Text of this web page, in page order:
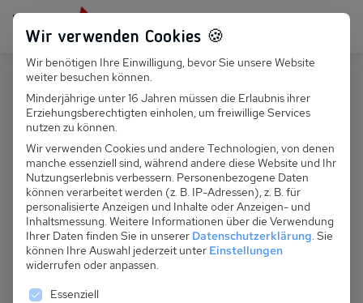
Persönlich für dich da: +49 251 899 050
Suchfeld
Suchen
CH 431.011 - Chalet Le Pacheu
Wir verwenden Cookies 🍪
Wir benötigen Ihre Einwilligung, bevor Sie unsere Website
weiter besuchen können.
Minderjährige unter 16 Jahren müssen die Erlaubnis ihrer
Erziehungsberechtigten einholen, um freiwillige Services
nutzen zu können.
Wir verwenden Cookies und andere Technologien, von denen
manche essenziell sind, während andere diese Website und Ihr
Nutzungserlebnis verbessern. Personenbezogene Daten
können verarbeitet werden (z. B. IP-Adressen), z. B. für
personalisierte Anzeigen und Inhalte oder Anzeigen- und
Inhaltsmessung. Weitere Informationen über die Verwendung
Ihrer Daten finden Sie in unserer Datenschutzerklärung. Sie
können Ihre Auswahl jederzeit unter Einstellungen
widerrufen oder anpassen.
Es folgt eine Liste der Service-Gruppen, für die
Essenziell